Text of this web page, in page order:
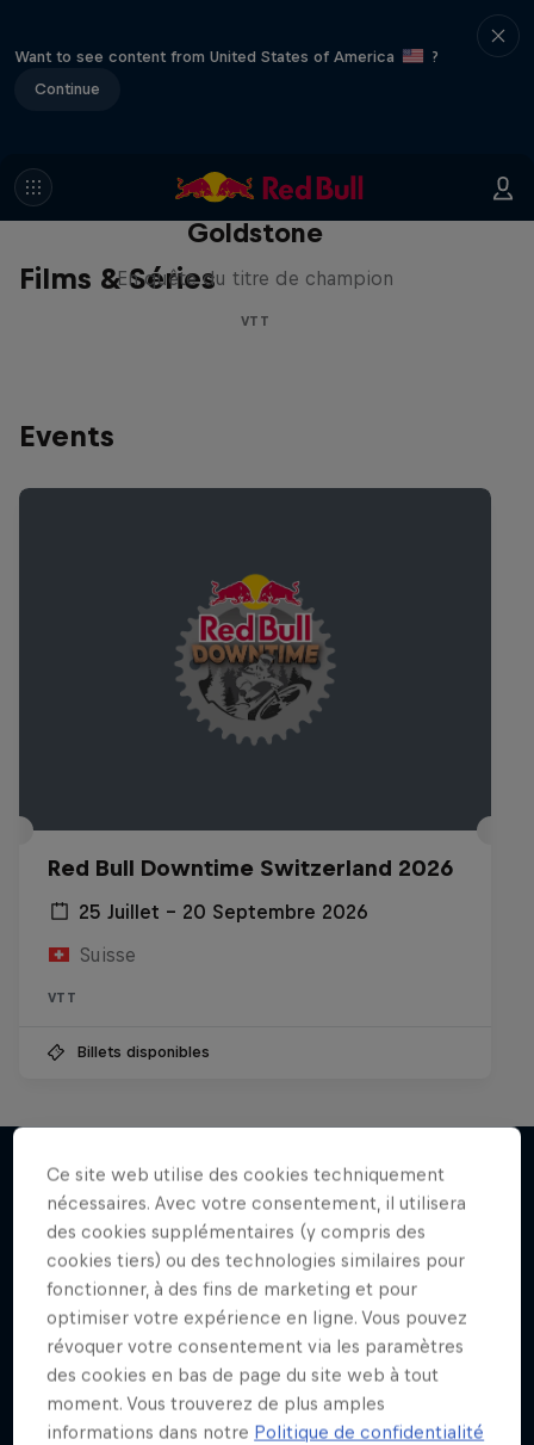
Want to see content from United States of America
?
Continue
Films & Séries
La recherche de la
milliseconde: Jackson
Goldstone
En quête du titre de champion
VTT
Events
Red Bull Downtime Switzerland 2026
25 Juillet – 20 Septembre 2026
Suisse
VTT
Billets disponibles
J'en veux encore !
Ce site web utilise des cookies techniquement
nécessaires. Avec votre consentement, il utilisera
des cookies supplémentaires (y compris des
cookies tiers) ou des technologies similaires pour
fonctionner, à des fins de marketing et pour
optimiser votre expérience en ligne. Vous pouvez
révoquer votre consentement via les paramètres
des cookies en bas de page du site web à tout
moment. Vous trouverez de plus amples
informations dans notre Politique de confidentialité